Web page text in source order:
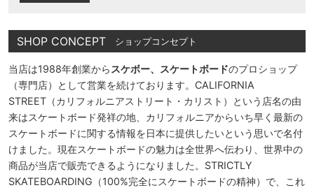
SHOP CONCEPT ショップコンセプト
当店は1988年創業から スケボー、スケートボードのプロショップ
（専門店）として営業を続けております。CALIFORNIA
STREET（カリフォルニアストリート・カリスト）という店名の由
来はスケートボード発祥の地、カリフォルニアからいち早く最新の
スケートボードに関する情報を日本に提供したいという思いで名付
けました。現在スケートボードの魅力は全世界へ伝わり、世界中の
商品が当店で販売できるようになりました。STRICTLY
SKATEBOARDING（100%完全にスケートボードの精神）で、これ